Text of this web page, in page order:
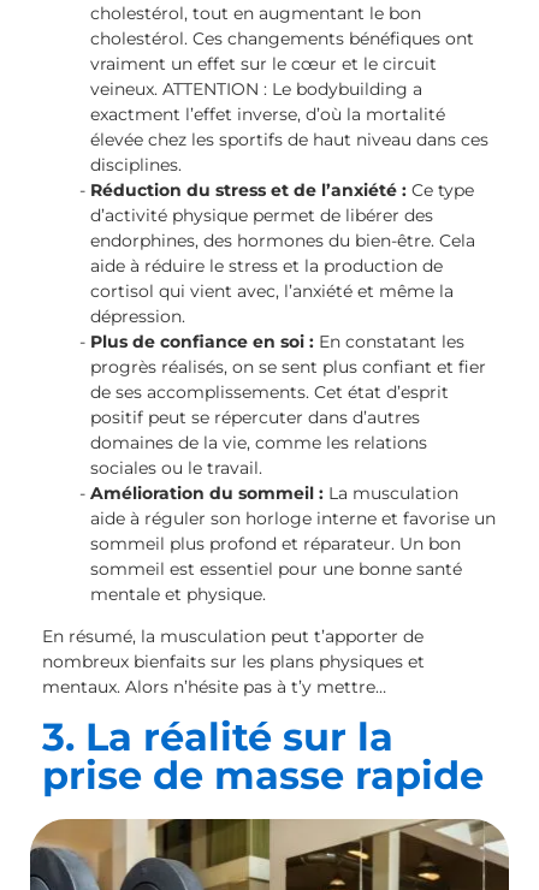
cholestérol, tout en augmentant le bon
cholestérol. Ces changements bénéfiques ont
vraiment un effet sur le cœur et le circuit
veineux. ATTENTION : Le bodybuilding a
exactment l’effet inverse, d’où la mortalité
élevée chez les sportifs de haut niveau dans ces
disciplines.
Réduction du stress et de l’anxiété : Ce type
d’activité physique permet de libérer des
endorphines, des hormones du bien-être. Cela
aide à réduire le stress et la production de
cortisol qui vient avec, l’anxiété et même la
dépression.
Plus de confiance en soi : En constatant les
progrès réalisés, on se sent plus confiant et fier
de ses accomplissements. Cet état d’esprit
positif peut se répercuter dans d’autres
domaines de la vie, comme les relations
sociales ou le travail.
Amélioration du sommeil : La musculation
aide à réguler son horloge interne et favorise un
sommeil plus profond et réparateur. Un bon
sommeil est essentiel pour une bonne santé
mentale et physique.
En résumé, la musculation peut t’apporter de
nombreux bienfaits sur les plans physiques et
mentaux. Alors n’hésite pas à t’y mettre…
3. La réalité sur la
prise de masse rapide